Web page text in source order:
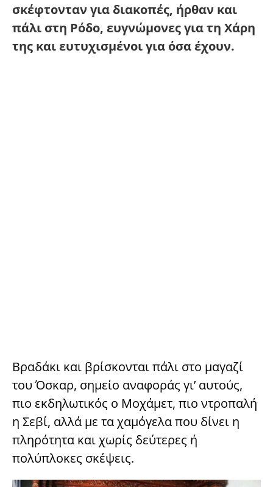
σκέφτονταν για διακοπές, ήρθαν και
πάλι στη Ρόδο, ευγνώμονες για τη Χάρη
της και ευτυχισμένοι για όσα έχουν.
Βραδάκι και βρίσκονται πάλι στο μαγαζί
του Όσκαρ, σημείο αναφοράς γι’ αυτούς,
πιο εκδηλωτικός ο Μοχάμετ, πιο ντροπαλή
η Σεβί, αλλά με τα χαμόγελα που δίνει η
πληρότητα και χωρίς δεύτερες ή
πολύπλοκες σκέψεις.